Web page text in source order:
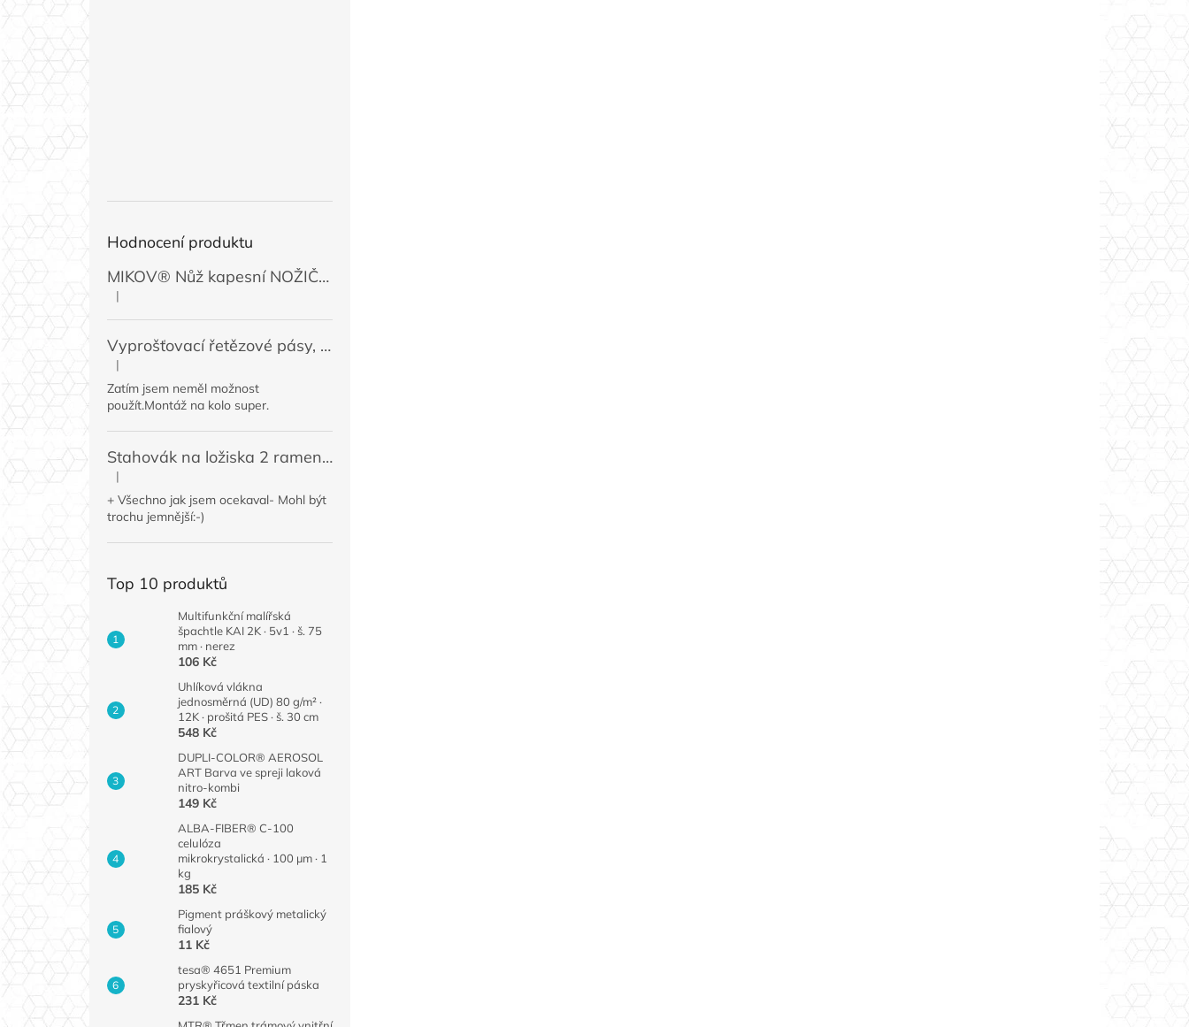
Hodnocení produktu
MIKOV® Nůž kapesní NOŽIČKA 131-NZn-1 zavírací, 74 mm
Hodnocení produktu je 5 z 5 hvězdiček.
|
Vyprošťovací řetězové pásy, 2 ks
Hodnocení produktu je 5 z 5 hvězdiček.
|
Zatím jsem neměl možnost
použít.Montáž na kolo super.
Stahovák na ložiska 2 ramenný MINI 50 / 60 mm
Hodnocení produktu je 4 z 5 hvězdiček.
|
+ Všechno jak jsem ocekaval- Mohl být
trochu jemnější:-)
Top 10 produktů
Multifunkční malířská
špachtle KAI 2K · 5v1 · š. 75
mm · nerez
106 Kč
Uhlíková vlákna
jednosměrná (UD) 80 g/m² ·
12K · prošitá PES · š. 30 cm
548 Kč
DUPLI-COLOR® AEROSOL
ART Barva ve spreji laková
nitro-kombi
149 Kč
ALBA-FIBER® C-100
celulóza
mikrokrystalická · 100 µm · 1
kg
185 Kč
Pigment práškový metalický
fialový
11 Kč
tesa® 4651 Premium
pryskyřicová textilní páska
231 Kč